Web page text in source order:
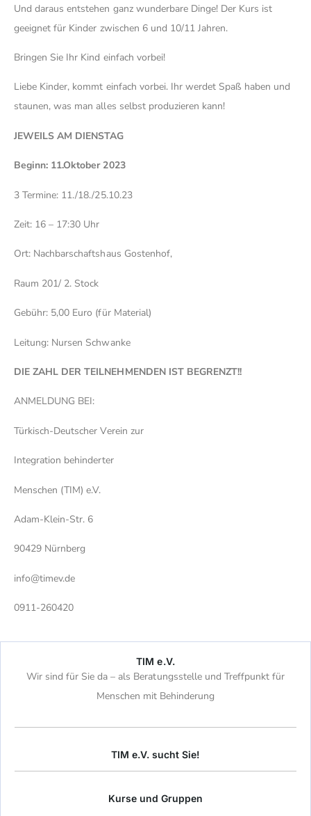
Und daraus entstehen ganz wunderbare Dinge! Der Kurs ist
geeignet für Kinder zwischen 6 und 10/11 Jahren.
Bringen Sie Ihr Kind einfach vorbei!
Liebe Kinder, kommt einfach vorbei. Ihr werdet Spaß haben und
staunen, was man alles selbst produzieren kann!
JEWEILS AM DIENSTAG
Beginn: 11.Oktober 2023
3 Termine: 11./18./25.10.23
Zeit: 16 – 17:30 Uhr
Ort: Nachbarschaftshaus Gostenhof,
Raum 201/ 2. Stock
Gebühr: 5,00 Euro (für Material)
Leitung: Nursen Schwanke
DIE ZAHL DER TEILNEHMENDEN IST BEGRENZT!!
ANMELDUNG BEI:
Türkisch-Deutscher Verein zur
Integration behinderter
Menschen (TIM) e.V.
Adam-Klein-Str. 6
90429 Nürnberg
info@timev.de
0911-260420
TIM e.V.
Wir sind für Sie da – als Beratungsstelle und Treffpunkt für
Menschen mit Behinderung
TIM e.V. sucht Sie!
Kurse und Gruppen